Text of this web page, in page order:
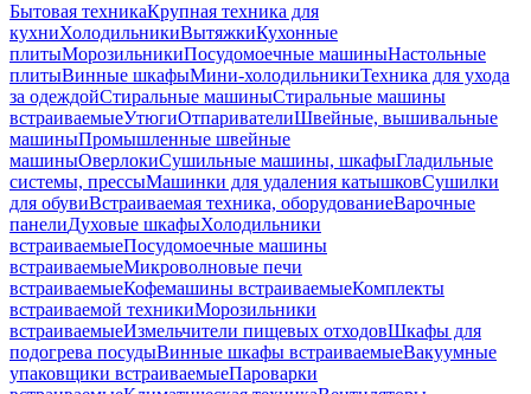
Бытовая техникаКрупная техника для
кухниХолодильникиВытяжкиКухонные
плитыМорозильникиПосудомоечные машиныНастольные
плитыВинные шкафыМини-холодильникиТехника для ухода
за одеждойСтиральные машиныСтиральные машины
встраиваемыеУтюгиОтпаривателиШвейные, вышивальные
машиныПромышленные швейные
машиныОверлокиСушильные машины, шкафыГладильные
системы, прессыМашинки для удаления катышковСушилки
для обувиВстраиваемая техника, оборудованиеВарочные
панелиДуховые шкафыХолодильники
встраиваемыеПосудомоечные машины
встраиваемыеМикроволновые печи
встраиваемыеКофемашины встраиваемыеКомплекты
встраиваемой техникиМорозильники
встраиваемыеИзмельчители пищевых отходовШкафы для
подогрева посудыВинные шкафы встраиваемыеВакуумные
упаковщики встраиваемыеПароварки